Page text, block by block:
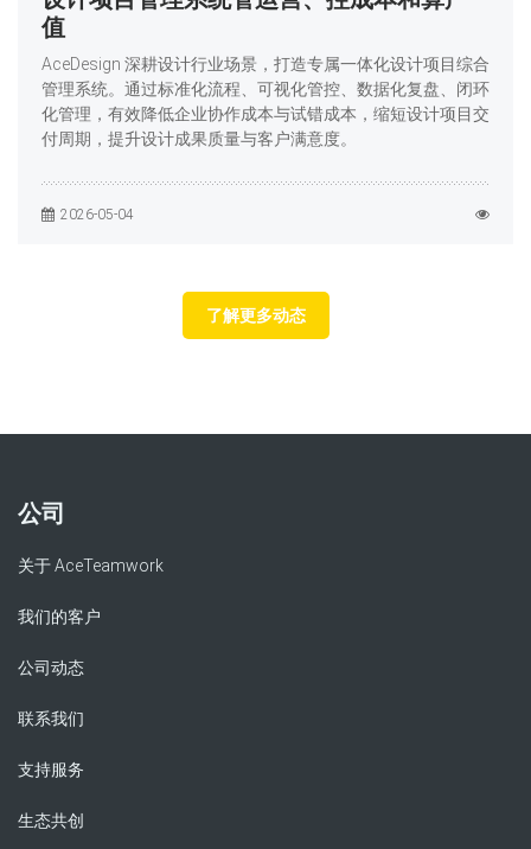
值
AceDesign 深耕设计行业场景，打造专属一体化设计项目综合
管理系统。通过标准化流程、可视化管控、数据化复盘、闭环
化管理，有效降低企业协作成本与试错成本，缩短设计项目交
付周期，提升设计成果质量与客户满意度。
2026-05-04
了解更多动态
公司
关于 AceTeamwork
我们的客户
公司动态
联系我们
支持服务
生态共创